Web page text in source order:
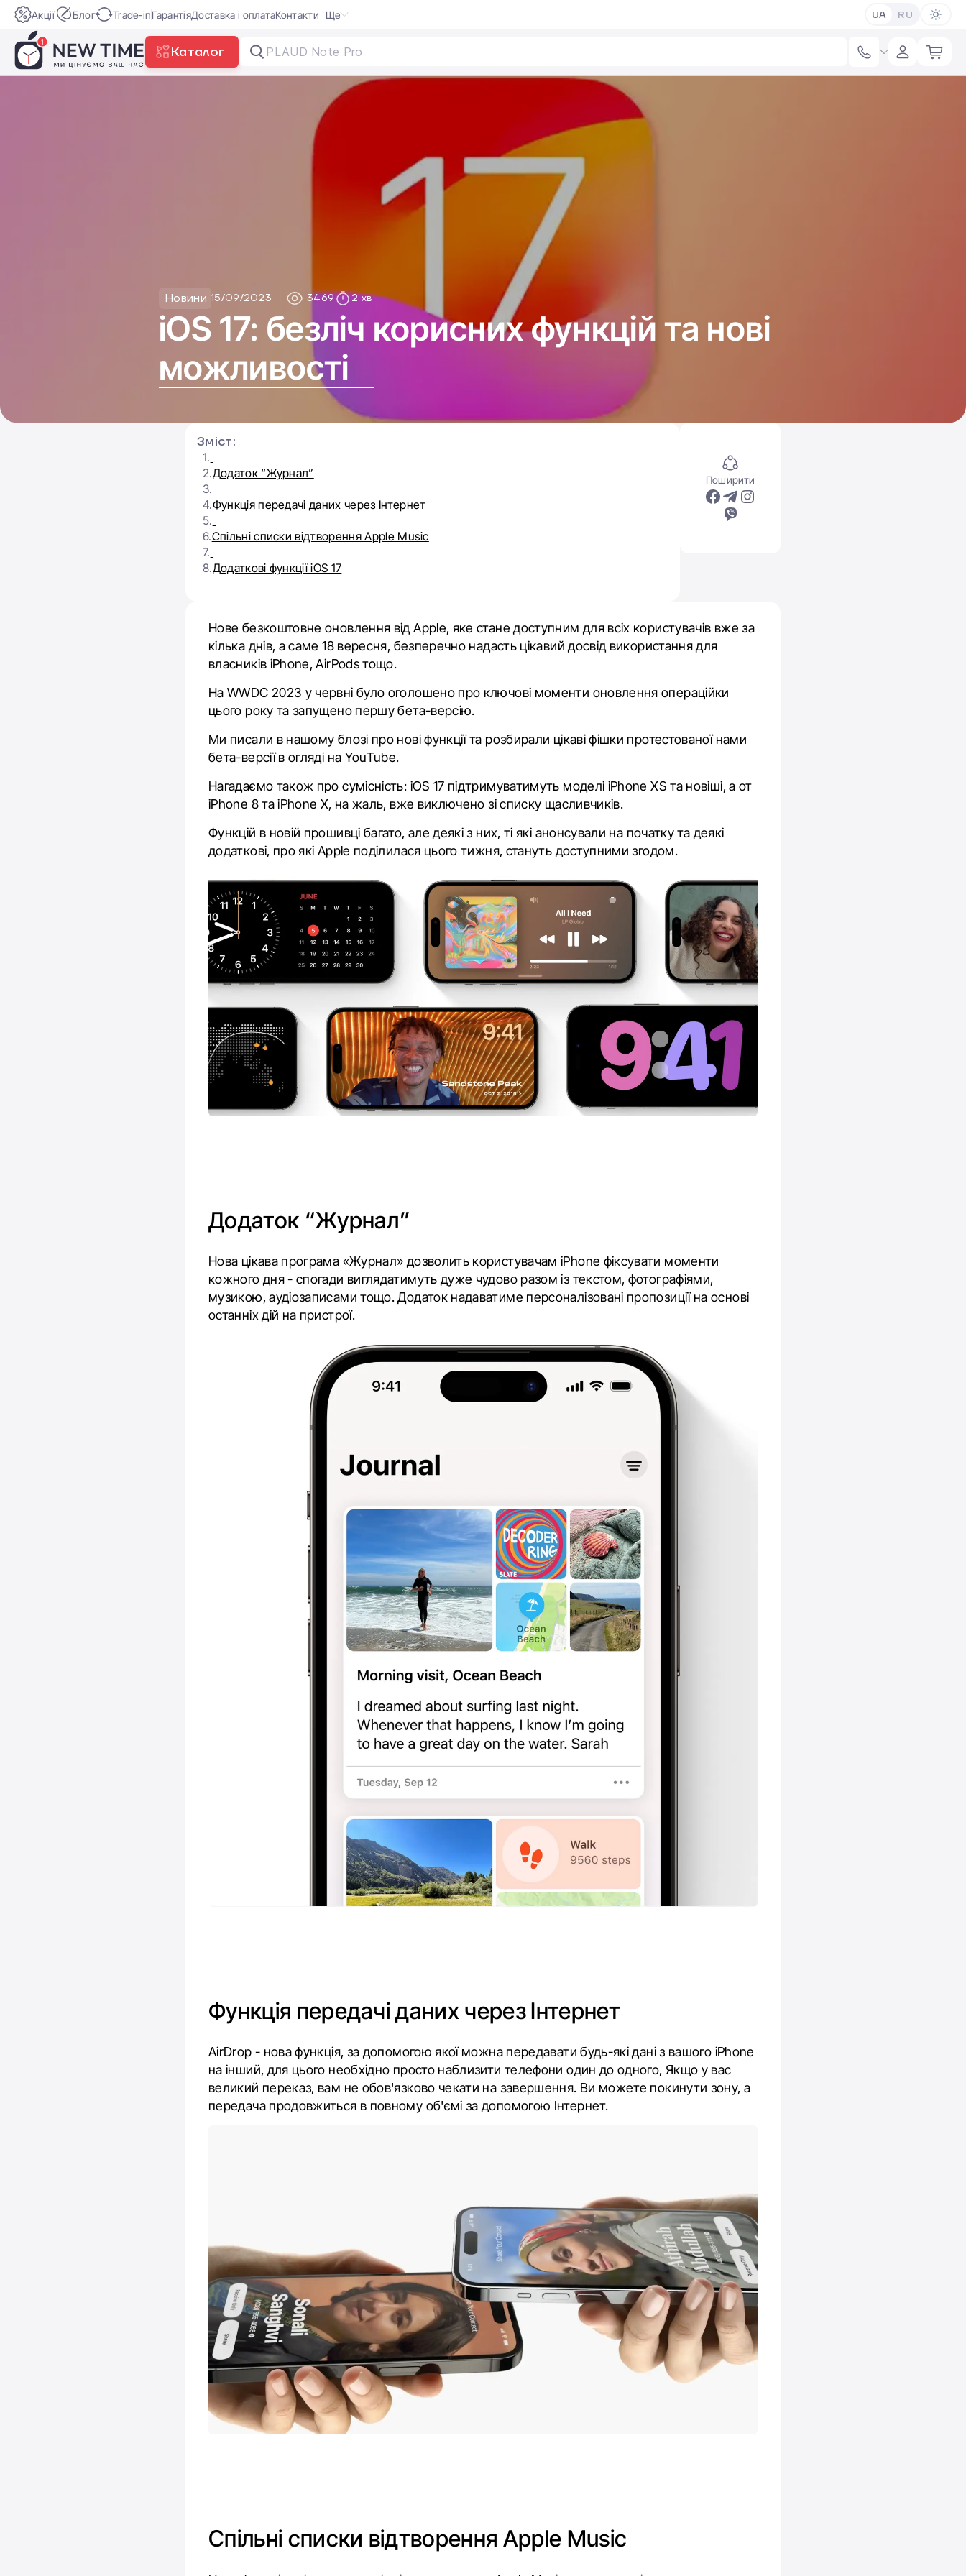
Акції Блог Trade-inГарантіяДоставка і оплатаКонтакти Ще UA RU
Каталог PLAUD Note Pro
Новини 15/09/2023 3469 2 хв
iOS 17: безліч корисних функцій та нові
можливості
Поширити
Нове безкоштовне оновлення від Apple, яке стане доступним для всіх користувачів вже за
кілька днів, а саме 18 вересня, безперечно надасть цікавий досвід використання для
власників iPhone, AirPods тощо.
На WWDC 2023 у червні було оголошено про ключові моменти оновлення операційки
цього року та запущено першу бета-версію.
Ми писали в нашому блозі про нові функціїта розбирали цікаві фішки протестованої нами
бета-версії вогляді на YouTube.
Нагадаємо також про сумісність: iOS 17 підтримуватимуть моделі iPhone XS та новіші, а от
iPhone 8 та iPhone X, на жаль, вже виключено зі списку щасливчиків.
Функцій в новій прошивці багато, але деякі з них, ті які анонсували на початку та деякі
додаткові, про які Apple поділилася цього тижня, стануть доступними згодом.
Додаток “Журнал”
Нова цікава програма «Журнал» дозволить користувачам iPhone фіксувати моменти
кожного дня - спогади виглядатимуть дуже чудово разом із текстом, фотографіями,
музикою, аудіозаписами тощо. Додаток надаватиме персоналізовані пропозиції на основі
останніх дій на пристрої.
Функція передачі даних через Інтернет
AirDrop - нова функція, за допомогою якої можна передавати будь-які дані з вашого iPhone
на інший, для цього необхідно просто наблизити телефони один до одного, Якщо у вас
великий переказ, вам не обов'язково чекати на завершення. Ви можете покинути зону, а
передача продовжиться в повному об'ємі за допомогою Інтернет.
Cпільні списки відтворення Apple Music
Зміст:
1.
2.Додаток “Журнал”
3.
4.Функція передачі даних через Інтернет
5.
6.Cпільні списки відтворення Apple Music
7.
8.Додаткові функції iOS 17